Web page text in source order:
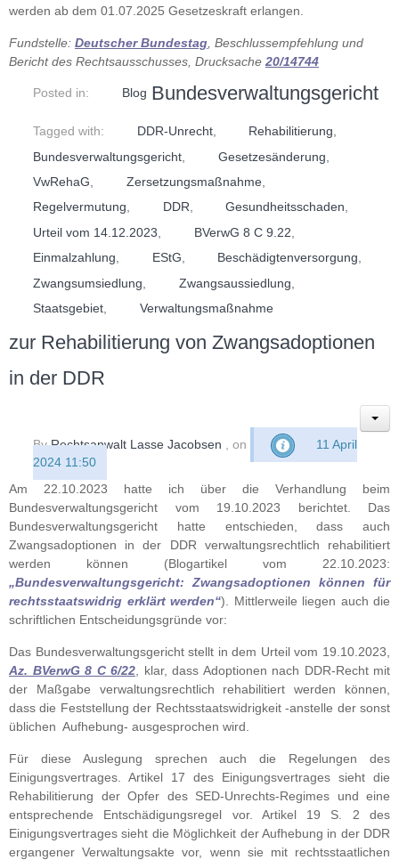
werden ab dem 01.07.2025 Gesetzeskraft erlangen.
Fundstelle: Deutscher Bundestag , Beschlussempfehlung und
Bericht des Rechtsausschusses, Drucksache 20/14744
Posted in: Blog
Tagged with: DDR-Unrecht, Rehabilitierung,
Bundesverwaltungsgericht
Gesetzesänderung
VwRehaG
Zersetzungsmaßnahme,
Regelvermutung, DDR, Gesundheitsschaden,
Urteil vom 14.12.2023
BVerwG 8 C 9.22
Einmalzahlung
EStG Beschädigtenversorgung
Zwangsumsiedlung
Zwangsaussiedlung
Staatsgebiet
Verwaltungsmaßnahme
Bundesverwaltungsgericht
zur Rehabilitierung von Zwangsadoptionen
in der DDR
ByRechtsanwalt Lasse Jacobsen , on
11 April
2024 11:50
Am 22.10.2023 hatte ich über die Verhandlung beim
Bundesverwaltungsgericht vom 19.10.2023 berichtet. Das
Bundesverwaltungsgericht hatte entschieden, dass auch
Zwangsadoptionen in der DDR verwaltungsrechtlich rehabilitiert
werden können (Blogartikel vom 22.10.2023:
„Bundesverwaltungsgericht: Zwangsadoptionen können für
rechtsstaatswidrig erklärt werden“). Mittlerweile liegen auch die
schriftlichen Entscheidungsgründe vor:
Das Bundesverwaltungsgericht stellt in dem Urteil vom 19.10.2023,
Az. BVerwG 8 C 6/22 , klar, dass Adoptionen nach DDR-Recht mit
der Maßgabe verwaltungsrechtlich rehabilitiert werden können,
dass die Feststellung der Rechtsstaatswidrigkeit -anstelle der sonst
üblichen Aufhebung- ausgesprochen wird.
Für diese Auslegung sprechen auch die Regelungen des
Einigungsvertrages. Artikel 17 des Einigungsvertrages sieht die
Rehabilitierung der Opfer des SED-Unrechts-Regimes und eine
entsprechende Entschädigungsregel vor. Artikel 19 S. 2 des
Einigungsvertrages sieht die Möglichkeit der Aufhebung in der DDR
ergangener Verwaltungsakte vor, wenn sie mit rechtsstaatlichen